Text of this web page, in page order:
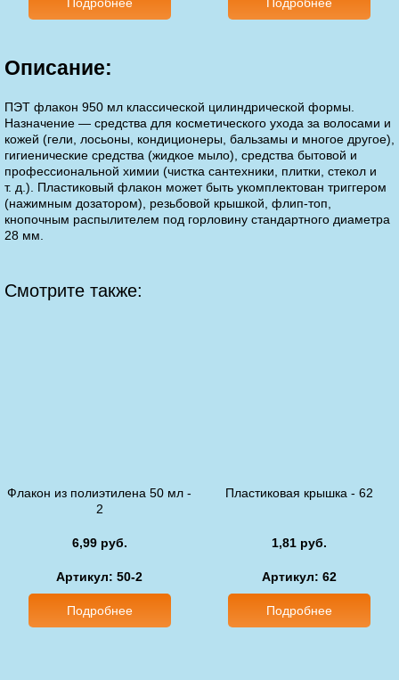
Подробнее Подробнее
Описание:
ПЭТ флакон 950 мл классической цилиндрической формы.
Назначение — средства для косметического ухода за волосами и
кожей (гели, лосьоны, кондиционеры, бальзамы и многое другое),
гигиенические средства (жидкое мыло), средства бытовой и
профессиональной химии (чистка сантехники, плитки, стекол и
т. д.). Пластиковый флакон может быть укомплектован триггером
(нажимным дозатором), резьбовой крышкой, флип-топ,
кнопочным распылителем под горловину стандартного диаметра
28 мм.
Смотрите также:
Флакон из полиэтилена 50 мл -
2
6,99 руб.
Артикул: 50-2
Подробнее
Пластиковая крышка - 62
1,81 руб.
Артикул: 62
Подробнее